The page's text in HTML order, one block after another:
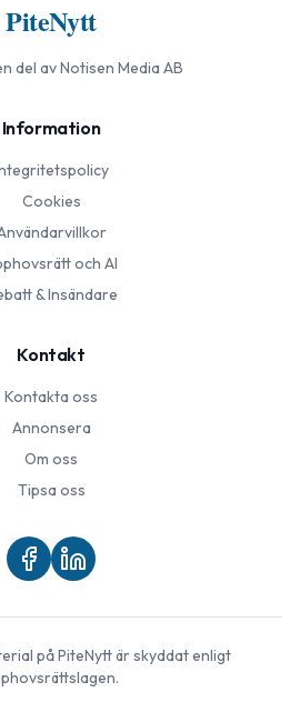
PiteNytt
del av Notisen Media AB
Information
Cookies
och AI
& Insändare
Kontakt
Kontakta oss
Annonsera
Om oss
Tipsa oss
påPiteNyttär skyddat enligt